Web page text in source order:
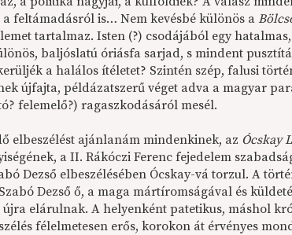
a feltámadásról is… Nem kevésbé különös a
tartalmaz. Isten (?) csodájából egy
baljóslatú óriásfa sarjad, s mindent
a halálos ítéletet? Szintén szép, falusi
újfajta, példázatszerű véget adva a magyar
felemelő?) ragaszkodásáról mesél.
elbeszélést ajánlanám mindenkinek, az Ócskay
a II. Rákóczi Ferenc fejedelem
Dezső elbeszélésében Ócskay-vá torzul. A
Dezső ő, a maga mártíromságával és
elárulnak. A helyenként patetikus, máshol
félelmetesen erős, korokon át érvényes